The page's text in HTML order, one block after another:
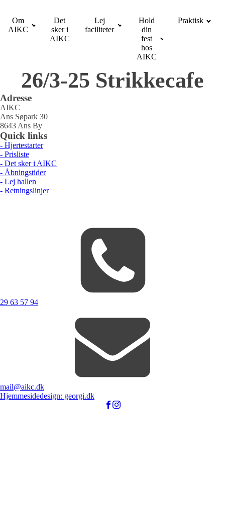
Om
AIKC
Det
sker i
AIKC
Lej
faciliteter
Hold
din
fest
hos
AIKC
Praktisk
26/3-25 Strikkecafe
Adresse
AIKC
Ans Søpark 30
8643 Ans By
Quick links
- Hjertestarter
- Prisliste
- Det sker i AIKC
- Åbningstider
- Lej hallen
- Retningslinjer
29 63 57 94
mail@aikc.dk
Hjemmesidedesign: georgi.dk